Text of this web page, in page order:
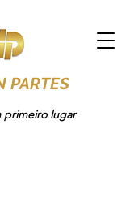
PARTES
primeiro lugar